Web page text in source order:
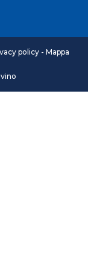
policy- Mappa